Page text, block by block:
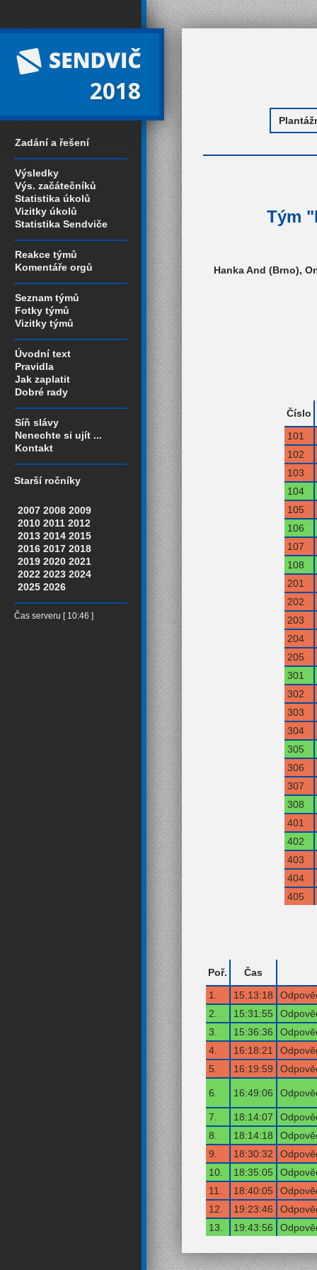
2018
Zadání a řešení
Výsledky
Výs. začátečníků
Statistika úkolů
Vizitky úkolů
Statistika Sendviče
Reakce týmů
Komentáře orgů
Seznam týmů
Fotky týmů
Vizitky týmů
Úvodní text
Pravidla
Jak zaplatit
Dobré rady
Síň slávy
Nenechte si ujít ...
Kontakt
Starší ročníky
2007 2008 2009
2010 2011 2012
2013 2014 2015
2016 2017 2018
2019 2020 2021
2022 2023 2024
2025 2026
Čas serveru [ 10:46 ]
Tým
Hanka And (Brno),
Číslo
101
102
103
104
105
106
107
108
201
202
203
204
205
301
302
303
304
305
306
307
308
401
402
403
404
405
Poř.
Čas
1.
15:13:18
2.
15:31:55
3.
15:36:36
4.
16:18:21
5.
16:19:59
6. 16:49:06
7. 18:14:07
8.
18:14:18
9.
18:30:32
10.
18:35:05
11.
18:40:05
12.
19:23:46
13.
19:43:56